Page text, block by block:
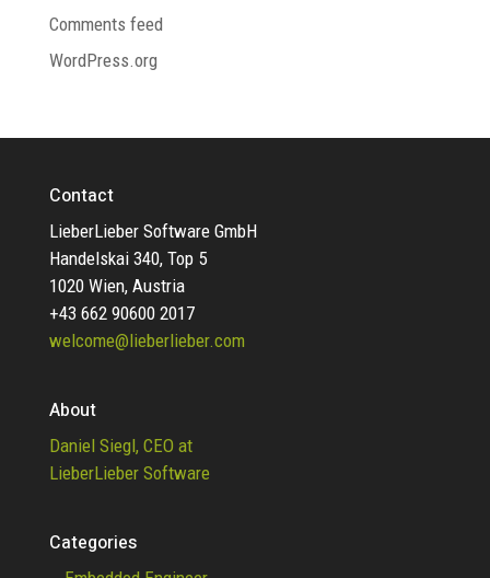
Comments feed
WordPress.org
Contact
LieberLieber Software GmbH
Handelskai 340, Top 5
1020 Wien, Austria
+43 662 90600 2017
welcome@lieberlieber.com
About
Daniel Siegl, CEO at
LieberLieber Software
Categories